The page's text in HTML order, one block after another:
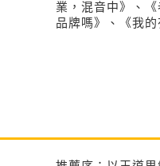
業，混音中》、
品牌嗎》、《我的